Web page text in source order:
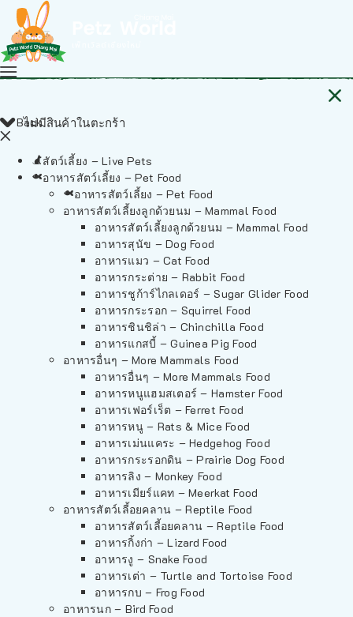
ไม่มีสินค้าในตะกร้า
Back
สัตว์เลี้ยง – Live Pets
อาหารสัตว์เลี้ยง – Pet Food
อาหารสัตว์เลี้ยง – Pet Food
อาหารสัตว์เลี้ยงลูกด้วยนม – Mammal Food
อาหารสัตว์เลี้ยงลูกด้วยนม – Mammal Food
อาหารสุนัข – Dog Food
อาหารแมว – Cat Food
อาหารกระต่าย – Rabbit Food
อาหารชูก้าร์ไกลเดอร์ – Sugar Glider Food
อาหารกระรอก – Squirrel Food
อาหารชินชิล่า – Chinchilla Food
อาหารแกสบี้ – Guinea Pig Food
อาหารอื่นๆ – More Mammals Food
อาหารอื่นๆ – More Mammals Food
อาหารหนูแฮมสเตอร์ – Hamster Food
อาหารเฟอร์เร็ต – Ferret Food
อาหารหนู – Rats & Mice Food
อาหารเม่นแคระ – Hedgehog Food
อาหารกระรอกดิน – Prairie Dog Food
อาหารลิง – Monkey Food
อาหารเมียร์แคท – Meerkat Food
อาหารสัตว์เลี้อยคลาน – Reptile Food
อาหารสัตว์เลี้อยคลาน – Reptile Food
อาหารกิ้งก่า – Lizard Food
อาหารงู – Snake Food
อาหารเต่า – Turtle and Tortoise Food
อาหารกบ – Frog Food
อาหารนก – Bird Food